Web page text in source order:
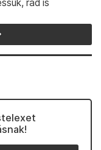
rád is